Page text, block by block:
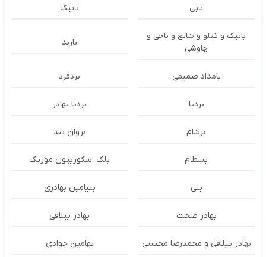
بابی بابیک
بابیک و تتلو و شایع و ناجی و
چاوشی
باربد
بامداد صمیمی بردفرد
بردیا بردیا بهادر
برشام بروان بند
بسطام بلک اسکورپیون موزیک
بنی بنیامین بهادری
بهادر صحت بهادر ییلاقی
بهادر ییلاقی و محمدرضا محسنی بهامین جوادی